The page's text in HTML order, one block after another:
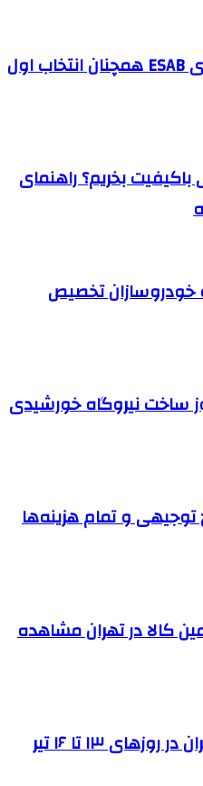
چرا محصولات جوشکاری ESAB همچنان انتخاب اول
باکیفیت بخریم؟ راهنمای
به خودروسازان تخصیص
ساخت نیروگاه خورشیدی
و تمام هزینه‌ها
کالا در تهران مشاهده
اتحادیه های صنفی تهران در روزهای ۱۳ تا ۱۶ تیر